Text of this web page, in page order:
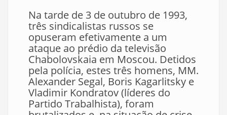
Na tarde de 3 de outubro de 1993,
três sindicalistas russos se
opuseram efetivamente a um
ataque ao prédio da televisão
Chabolovskaia em Moscou. Detidos
pela polícia, estes três homens, MM.
Alexander Segal, Boris Kagarlitsky e
Vladimir Kondratov (líderes do
Partido Trabalhista), foram